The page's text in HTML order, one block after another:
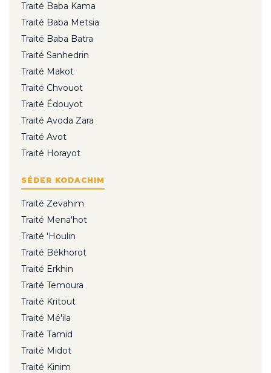
Traité Baba Kama
Traité Baba Metsia
Traité Baba Batra
Traité Sanhedrin
Traité Makot
Traité Chvouot
Traité Édouyot
Traité Avoda Zara
Traité Avot
Traité Horayot
SÉDER KODACHIM
Traité Zevahim
Traité Mena'hot
Traité 'Houlin
Traité Békhorot
Traité Erkhin
Traité Temoura
Traité Kritout
Traité Mé'ila
Traité Tamid
Traité Midot
Traité Kinim